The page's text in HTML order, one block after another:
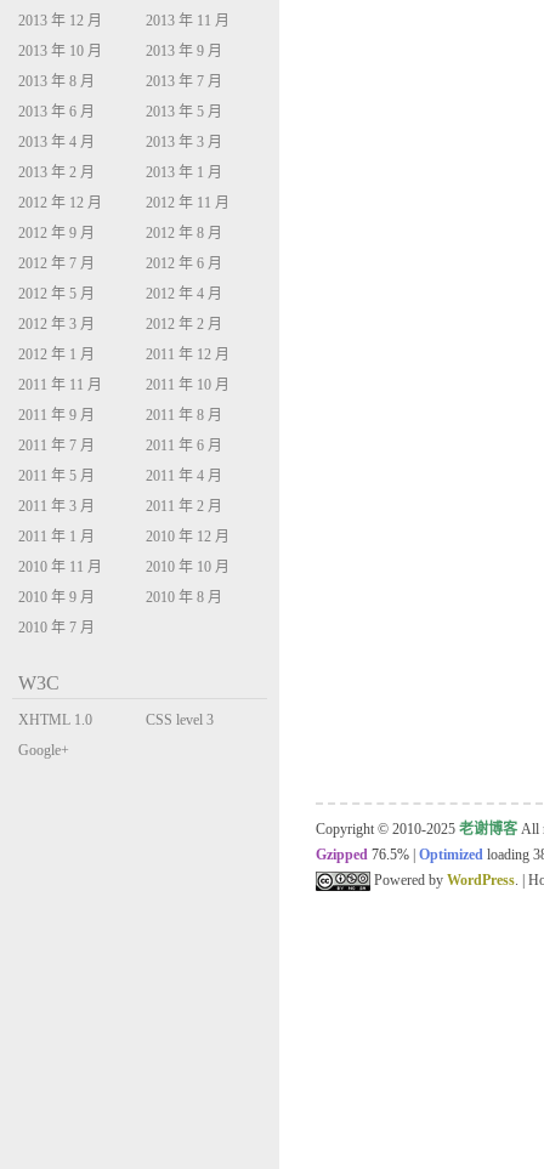
2013 年 12 月
2013 年 11 月
2013 年 10 月
2013 年 9 月
2013 年 8 月
2013 年 7 月
2013 年 6 月
2013 年 5 月
2013 年 4 月
2013 年 3 月
2013 年 2 月
2013 年 1 月
2012 年 12 月
2012 年 11 月
2012 年 9 月
2012 年 8 月
2012 年 7 月
2012 年 6 月
2012 年 5 月
2012 年 4 月
2012 年 3 月
2012 年 2 月
2012 年 1 月
2011 年 12 月
2011 年 11 月
2011 年 10 月
2011 年 9 月
2011 年 8 月
2011 年 7 月
2011 年 6 月
2011 年 5 月
2011 年 4 月
2011 年 3 月
2011 年 2 月
2011 年 1 月
2010 年 12 月
2010 年 11 月
2010 年 10 月
2010 年 9 月
2010 年 8 月
2010 年 7 月
W3C
XHTML 1.0
Transitional
CSS level 3
Google+
Copyright © 2010-2025 老谢博客 All
Gzipped 76.5% Optimized loading
Powered by WordPress. |